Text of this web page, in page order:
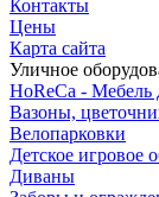
Контакты
Цены
Карта сайта
Уличное
HoReCa - Мебель
Вазоны,
Велопарковки
Детское игровое
Диваны